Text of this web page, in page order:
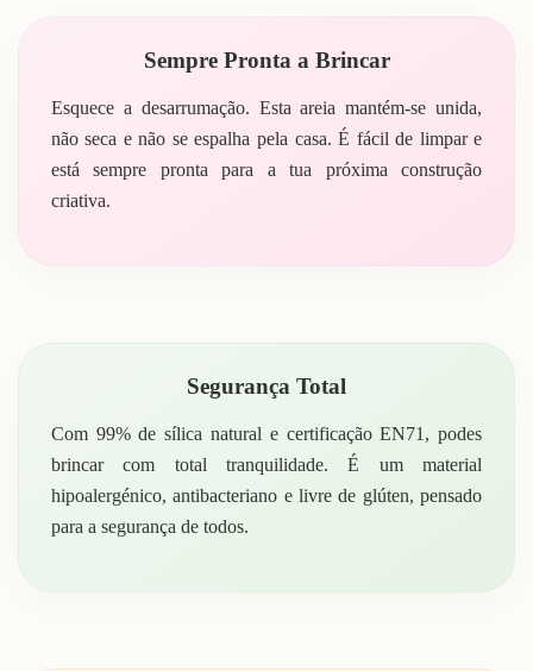
Sempre Pronta a Brincar
Esquece a desarrumação. Esta areia mantém-se unida,
não seca e não se espalha pela casa. É fácil de limpar e
está sempre pronta para a tua próxima construção
criativa.
Segurança Total
Com 99% de sílica natural e certificação EN71, podes
brincar com total tranquilidade. É um material
hipoalergénico, antibacteriano e livre de glúten, pensado
para a segurança de todos.